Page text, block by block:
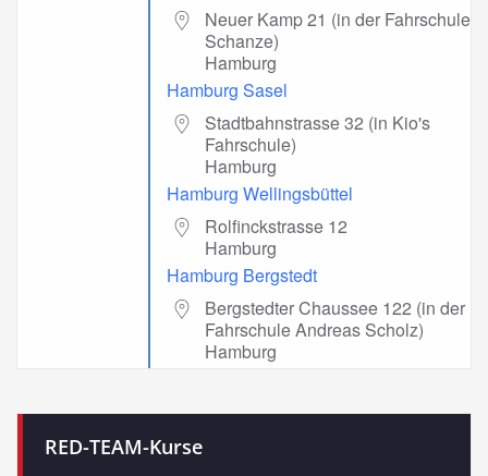
Neuer Kamp 21 (in der Fahrschule
Schanze)
Hamburg
Hamburg Sasel
Stadtbahnstrasse 32 (in Kio's
Fahrschule)
Hamburg
Hamburg Wellingsbüttel
Rolfinckstrasse 12
Hamburg
Hamburg Bergstedt
Bergstedter Chaussee 122 (in der
Fahrschule Andreas Scholz)
Hamburg
RED-TEAM-Kurse